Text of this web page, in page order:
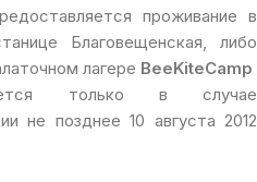
проживание в
Благовещенская, либо
лагере BeeKiteCamp
только в случае
не позднее 10 августа 2012